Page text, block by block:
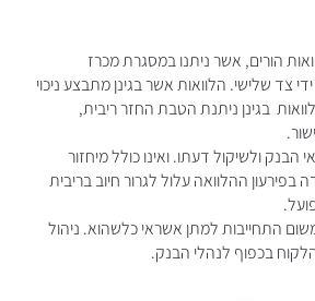
הורים, אשר ניתנו במסגרת מכרז
צד שלישי. הלוואות אשר בגינן מתבצע ניכוי
בגינן ניתנת הטבת החזר ריבית,
ולשיקול דעתו. ואינו כולל מיחזור
בפירעון ההלוואה עלול לגרור חיוב בריבית
התחייבות למתן אשראי כלשהוא. ניהול
בכפוף לנהלי הבנק.